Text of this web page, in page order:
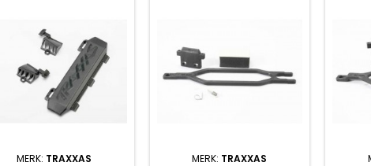
MERK: TRAXXAS MERK: TRAXXAS